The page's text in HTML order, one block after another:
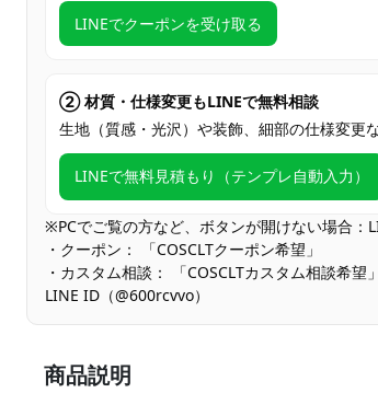
LINEでクーポンを受け取る
② 材質・仕様変更もLINEで無料相談
生地（質感・光沢）や装飾、細部の仕様変更
LINEで無料見積もり（テンプレ自動入力）
※PCでご覧の方など、ボタンが開けない場合：
・クーポン： 「COSCLTクーポン希望」
・カスタム相談： 「COSCLTカスタム相談希望」
LINE ID（@600rcvvo）
商品説明